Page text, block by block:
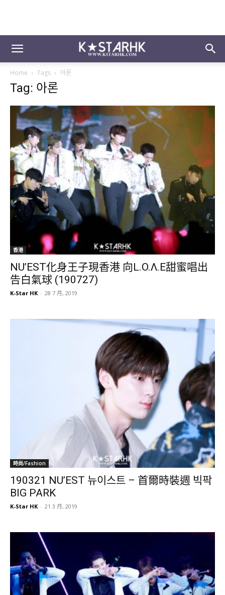
Home Tags 아론
Tag: 아론
香港
NU’EST化身王子現香港 向L.O.Λ.E甜蜜唱出
告白氣球 (190727)
K-Star HK - 28 7 月, 2019
時尚/Fashion
190321 NU’EST 뉴이스트 – 首爾時裝週 빅팍
BIG PARK
K-Star HK - 21 3 月, 2019